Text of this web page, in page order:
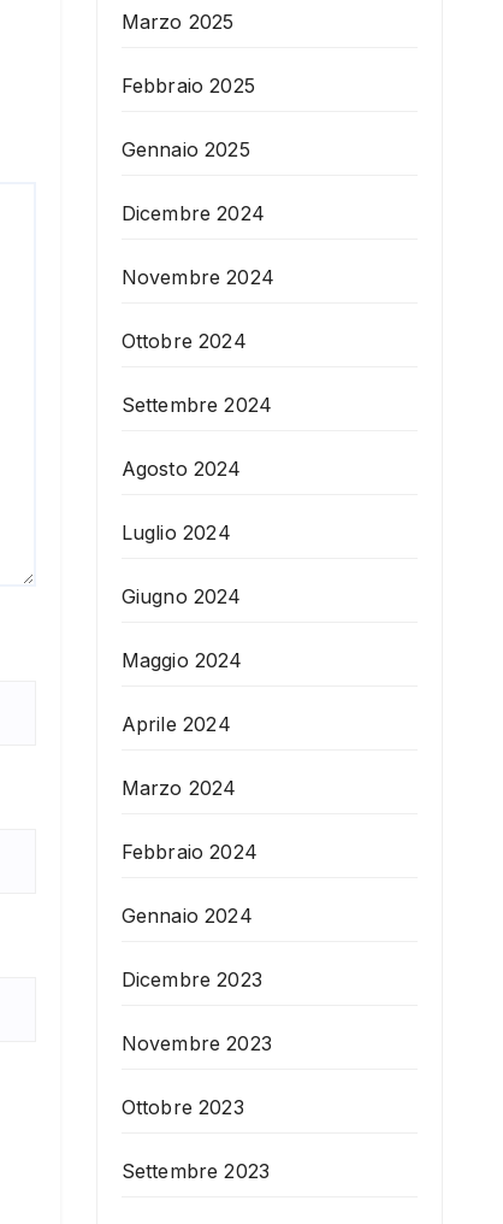
Marzo 2025
Febbraio 2025
Gennaio 2025
Dicembre 2024
Novembre 2024
Ottobre 2024
Settembre 2024
Agosto 2024
Luglio 2024
Giugno 2024
Maggio 2024
Aprile 2024
Marzo 2024
Febbraio 2024
Gennaio 2024
Dicembre 2023
Novembre 2023
Ottobre 2023
Settembre 2023